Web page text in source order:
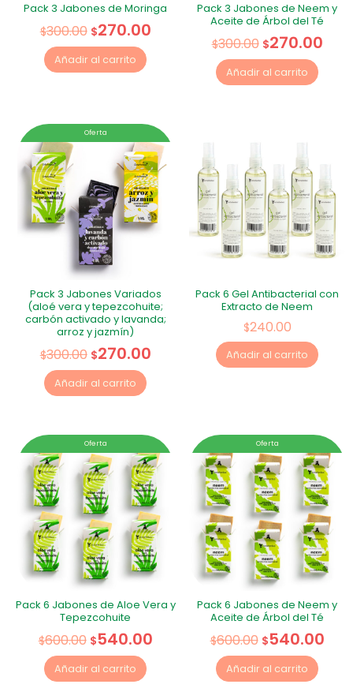
Pack 3 Jabones de Moringa
$300.00 $270.00
Añadir al carrito
Pack 3 Jabones de Neem y
Aceite de Árbol del Té
$300.00 $270.00
Añadir al carrito
Oferta
Pack 3 Jabones Variados
(aloé vera y tepezcohuite;
carbón activado y lavanda;
arroz y jazmín)
$300.00 $270.00
Añadir al carrito
Pack 6 Gel Antibacterial con
Extracto de Neem
$240.00
Añadir al carrito
Oferta
Pack 6 Jabones de Aloe Vera y
Tepezcohuite
$600.00 $540.00
Añadir al carrito
Oferta
Pack 6 Jabones de Neem y
Aceite de Árbol del Té
$600.00 $540.00
Añadir al carrito